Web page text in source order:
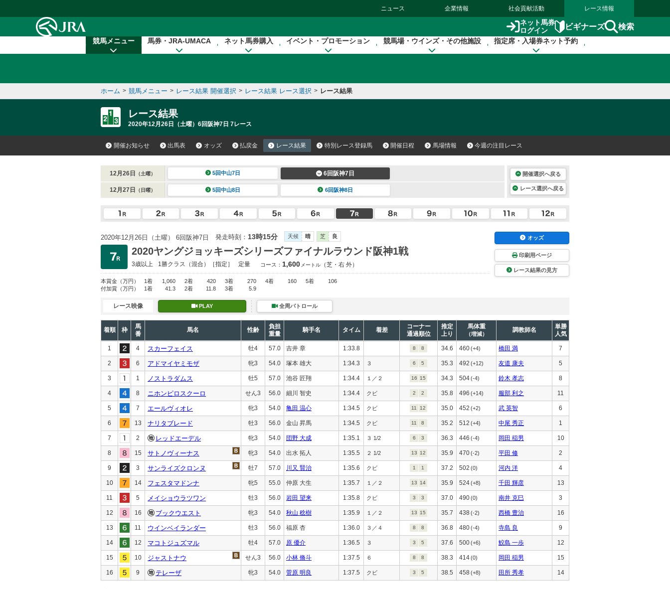
ニュース 企業情報 社会貢献活動 レース情報
ネット馬券
ログイン
ビギナーズ 検索
競馬メニュー 馬券・JRA-UMACA ネット馬券購入 イベント・プロモーション 競馬場・ウインズ・その他施設 指定席・入場券ネット予約
ホーム > 競馬メニュー > レース結果 開催選択 > レース結果 レース選択 > レース結果
レース結果
2020年12月26日（土曜）6回阪神7日 7レース
開催お知らせ 出馬表 オッズ 払戻金 レース結果 特別レース登録馬 開催日程 馬場情報 今週の注目レース
12月26日 （土曜） 5回中山7日 6回阪神7日
12月27日 （日曜） 5回中山8日 6回阪神8日
開催選択へ戻る
レース選択へ戻る
2020年12月26日（土曜） 6回阪神7日 発走時刻： 13時15分 天候 晴 芝 良
2020ヤングジョッキーズシリーズファイナルラウンド阪神1戦
3歳以上 1勝クラス （混合）［指定］ 定量 コース： 1,600 メートル （芝・右 外）
本賞金 （万円） 1着 1,060 2着 420 3着 270 4着 160 5着
106
付加賞 （万円） 1着 41.3 2着 11.8 3着 5.9
オッズ
印刷用ページ
レース結果の見方
レース映像 PLAY 全周パトロール
着順 枠
馬
番
馬名 性齢
負担
重量
騎手名 タイム 着差
コーナー
通過順位
推定
上り
馬体重
（増減）
調教師名
単勝
人気
1 4 スカーフェイス 牡4 57.0 吉井 章 1:33.8 8 8 34.6 460(+4) 橋田 満 7
2 6 アドマイヤミモザ 牝3 54.0 塚本 雄大 1:34.3 ３ 6 5 35.3 492 (+12) 友道 康夫 5
3 1 ノストラダムス 牡5 57.0 池谷 匠翔 1:34.4 １／２ 16 15 34.3 504(-4) 鈴木 孝志 8
4 8 ニホンピロスクーロ せん3 56.0 細川 智史 1:34.4 クビ 2 2 35.8 496 (+14) 服部 利之 11
5 7 エールヴィオレ 牝3 54.0 亀田 温心 1:34.5 クビ 11 12 35.0 452 (+2) 武 英智 6
6 13 ナリタブレード 牡3 56.0 金山 昇馬 1:34.5 クビ 11 8 35.2 512 (+4) 中尾 秀正 1
7 2 レッドエーデル 牝3 54.0 団野 大成 1:35.1 ３ 1/2 6 3 36.3 446 (-4) 岡田 稲男 10
8 15 サトノヴィーナス 牝3 54.0 出水 拓人 1:35.5 ２ 1/2 13 12 35.9 470(-2) 平田 修 2
9 3 サンライズクロンヌ 牡7 57.0 川又 賢治 1:35.6 クビ 1 1 37.2 502 (0) 河内 洋 4
10 14 フェスタマドンナ 牝5 55.0 仲原 大生 1:35.7 １／２ 13 14 35.9 524(+8) 千田 輝彦 13
11 5 メイショウラツワン 牡3 56.0 岩田 望来 1:35.8 クビ 3 3 37.0 490(0) 南井 克巳 3
12 16 ブックウエスト 牝3 54.0 秋山 稔樹 1:35.9 １／２ 13 15 35.7 438 (-2) 西橋 豊治 16
13 11 ウインベイランダー 牡3 56.0 福原 杏 1:36.0 ３／４ 8 8 36.8 480(-4) 寺島 良 9
14 12 マコトジュズマル 牡4 57.0 原 優介 1:36.5 ３ 3 5 37.6 500(+6) 鮫島 一歩 12
15 10 ジャストナウ せん3 56.0 小林 脩斗 1:37.5 ６ 8 8 38.3 414(0) 岡田 稲男 15
16 9 テレーザ 牝3 54.0 菅原 明良 1:37.5 クビ 3 5 38.5 458 (+8) 田所 秀孝 14